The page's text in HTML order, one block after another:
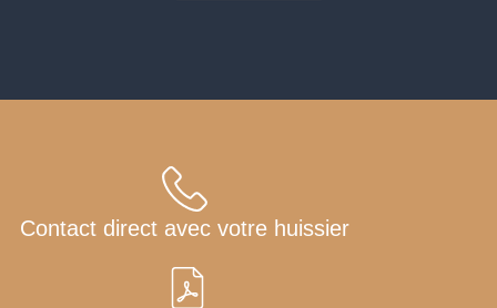
Contact direct avec votre huissier